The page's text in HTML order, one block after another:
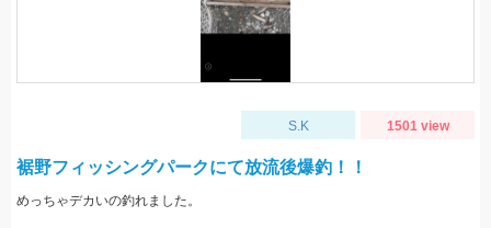
S.K 1501 view
裾野フィッシングパークにて放流後爆釣！！
めっちゃデカいの釣れました。